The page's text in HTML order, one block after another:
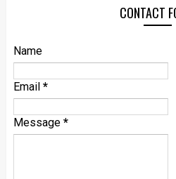
CONTACT
Name
Email *
Message *